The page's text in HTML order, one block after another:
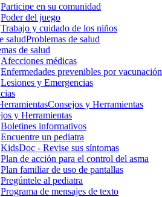
Participe en su comunidad
Poder del juego
Trabajo y cuidado de los niños
saludProblemas de salud
de salud
Afecciones médicas
Enfermedades prevenibles por vacunación
Lesiones y Emergencias
Consejos y Herramientas
y Herramientas
Boletines informativos
Encuentre un pediatra
KidsDoc - Revise sus síntomas
Plan de acción para el control del asma
Plan familiar de uso de pantallas
Pregúntele al pediatra
Programa de mensajes de texto